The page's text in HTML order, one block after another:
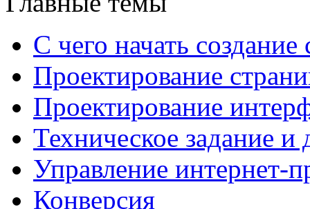
С чего начать создание
Проектирование
Проектирование
Техническое задание и
Управление интернет-
Конверсия